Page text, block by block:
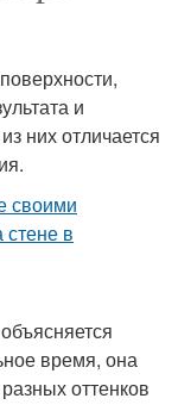
и
них отличается
время, она
оттенков